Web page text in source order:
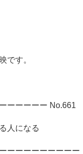
です。
ーーーーー No.661
人になる
ーーーーーーーーー